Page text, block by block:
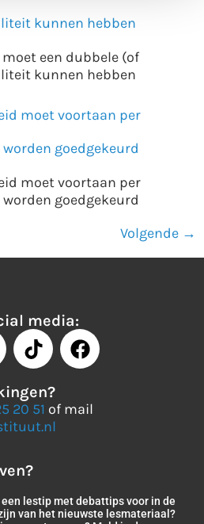
kunnen hebben
een dubbele (of
kunnen hebben
moet voortaan per
goedgekeurd
moet voortaan per
goedgekeurd
Volgende →
media:
20 51 of mail
lestip met debattips voor in de
van het nieuwste lesmateriaal?